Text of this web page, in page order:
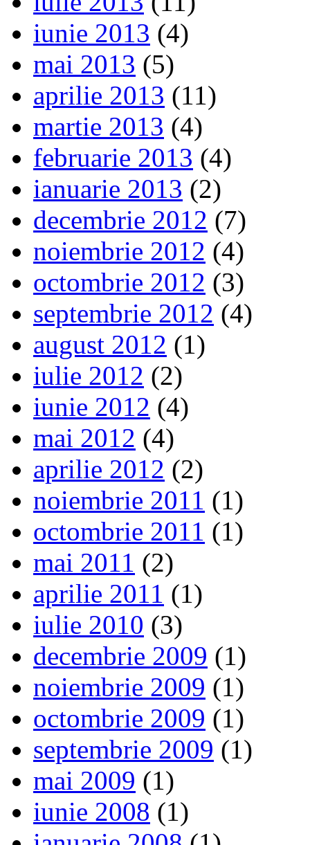
iunie 2013 (4)
mai 2013 (5)
aprilie 2013 (11)
martie 2013 (4)
februarie 2013 (4)
ianuarie 2013 (2)
decembrie 2012 (7)
noiembrie 2012 (4)
octombrie 2012 (3)
septembrie 2012 (4)
august 2012 (1)
iulie 2012 (2)
iunie 2012 (4)
mai 2012 (4)
aprilie 2012 (2)
noiembrie 2011 (1)
octombrie 2011 (1)
mai 2011 (2)
aprilie 2011 (1)
iulie 2010 (3)
decembrie 2009 (1)
noiembrie 2009 (1)
octombrie 2009 (1)
septembrie 2009 (1)
mai 2009 (1)
iunie 2008 (1)